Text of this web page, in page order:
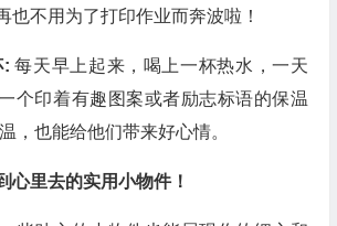
也不用为了打印作业而奔波啦！
:每天早上起来，喝上一杯热水，一天
个印着有趣图案或者励志标语的保温
，也能给他们带来好心情。
心里去的实用小物件！